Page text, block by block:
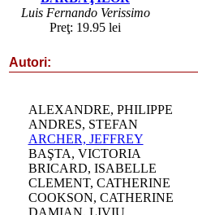
Luis Fernando Verissimo
Preţ: 19.95 lei
Autori:
ALEXANDRE, PHILIPPE
ANDRES, STEFAN
ARCHER, JEFFREY
BAŞTA, VICTORIA
BRICARD, ISABELLE
CLEMENT, CATHERINE
COOKSON, CATHERINE
DAMIAN, LIVIU